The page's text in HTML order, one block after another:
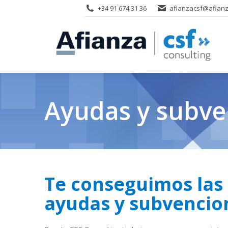
+34 91 674 31 36
Ayudas y
Te conseguimos
ayudas y